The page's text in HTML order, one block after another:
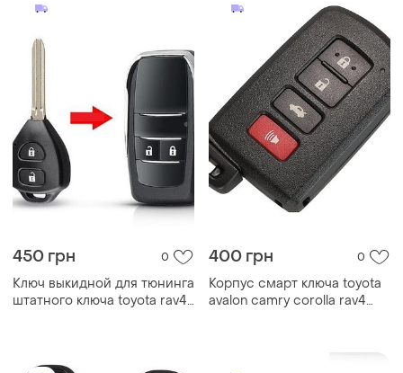
450 грн 0
Ключ выкидной для тюнинга
штатного ключа toyota rav4
400 грн 0
Корпус смарт ключа toyota
avalon camry corolla rav4